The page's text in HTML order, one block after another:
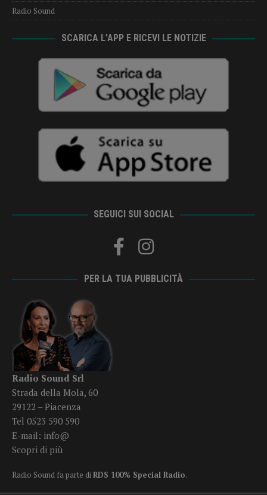
Radio Sound
SCARICA L’APP E RICEVI LE NOTIZIE
SEGUICI SUI SOCIAL
PER LA TUA PUBBLICITÀ
Radio Sound Srl
Strada della Mola, 60
29122 – Piacenza
Tel 0523 590 590
E-mail: info@
Scopri di più
Radio Sound fa parte diRDS 100% Special Radio.